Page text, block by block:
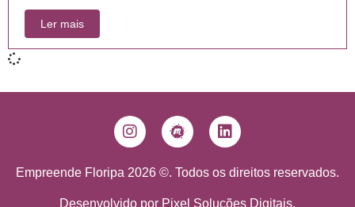
Ler mais
Empreende Floripa 2026 ©. Todos os direitos reservados.
Desenvolvido por Pixel Soluções Digitais.